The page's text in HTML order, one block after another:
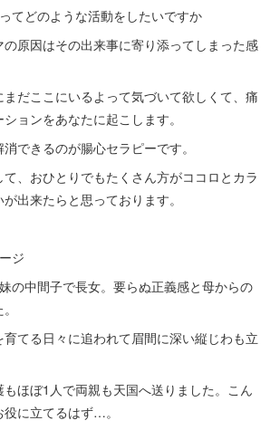
てどのような活動をしたいですか
の原因はその出来事に寄り添ってしまった感
だここにいるよって気づいて欲しくて、痛
ョンをあなたに起こします。
できるのが腸心セラピーです。
、おひとりでもたくさん方がココロとカラ
出来たらと思っております。
ジ
の中間子で長女。要らぬ正義感と母からの
てる日々に追われて眉間に深い縦じわも立
ほぼ1人で両親も天国へ送りました。こん
に立てるはず…。